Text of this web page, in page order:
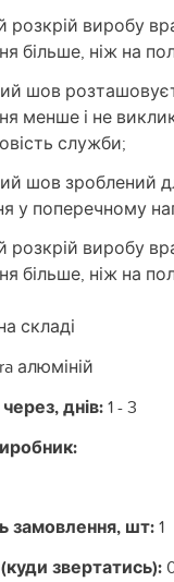
розкрій виробу
більше, ніж на
шов
менше і не
служби;
шов зроблений
у поперечному
розкрій виробу
більше, ніж на
складі
алюміній
днів:1 - 3
замовлення, шт:1
звертатись):